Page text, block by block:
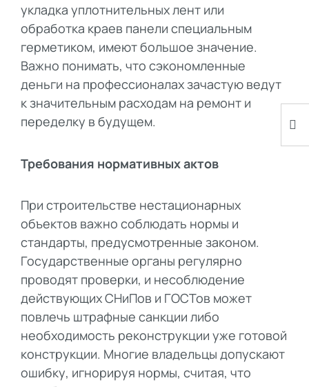
укладка уплотнительных лент или
обработка краев панели специальным
герметиком, имеют большое значение.
Важно понимать, что сэкономленные
деньги на профессионалах зачастую ведут
к значительным расходам на ремонт и
переделку в будущем.
Требования нормативных актов
При строительстве нестационарных
объектов важно соблюдать нормы и
стандарты, предусмотренные законом.
Государственные органы регулярно
проводят проверки, и несоблюдение
действующих СНиПов и ГОСТов может
повлечь штрафные санкции либо
необходимость реконструкции уже готовой
конструкции. Многие владельцы допускают
ошибку, игнорируя нормы, считая, что